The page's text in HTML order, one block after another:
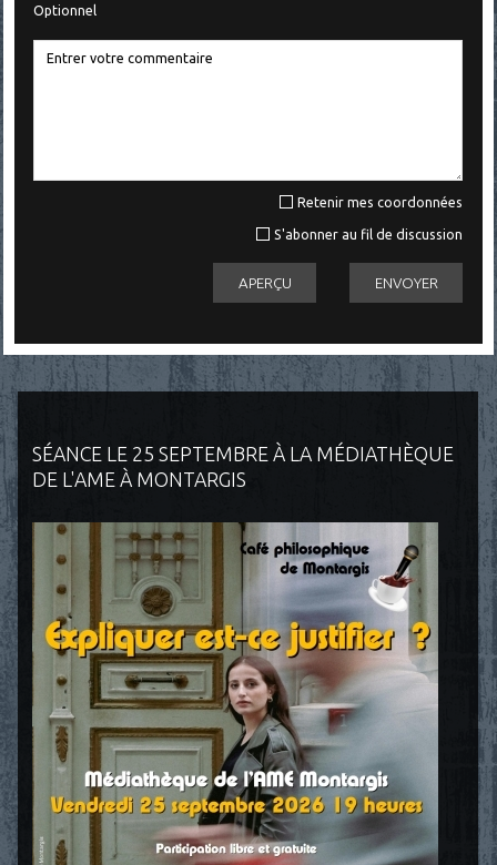
SÉANCE LE 25 SEPTEMBRE À LA MÉDIATHÈQUE
DE L'AME À MONTARGIS
Optionnel
Retenir mes coordonnées
S'abonner au fil de discussion